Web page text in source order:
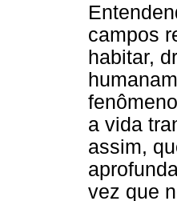
campos
habitar,
a vida
assim,
vez que